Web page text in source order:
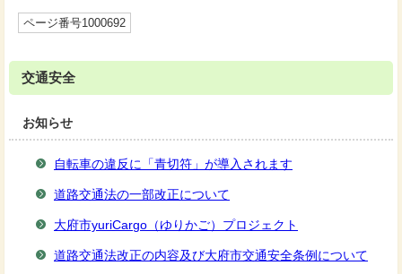
ページ番号1000692
交通安全
お知らせ
自転車の違反に「青切符」が導入されます
道路交通法の一部改正について
大府市yuriCargo（ゆりかご）プロジェクト
道路交通法改正の内容及び大府市交通安全条例について